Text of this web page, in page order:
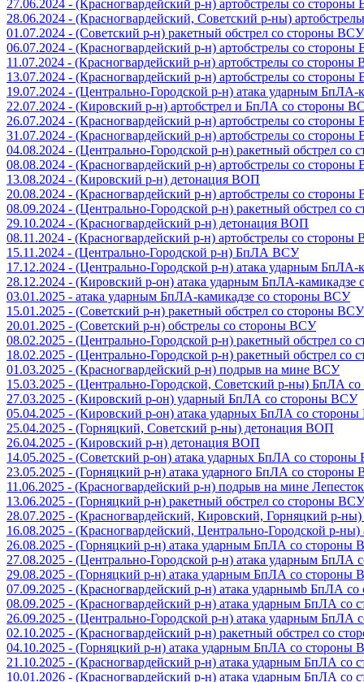
27.06.2024 - (Красногвардейский р-н) артобстрелы со
28.06.2024 - (Красногвардейский, Советский р-ны)
01.07.2024 - (Советский р-н) ракетный обстрел со стороны ВСУ
06.07.2024 - (Красногвардейский р-н) артобстрелы со
11.07.2024 - (Красногвардейский р-н) артобстрелы со стороны
13.07.2024 - (Красногвардейский р-н) артобстрелы со
19.07.2024 - (Центрально-Городской р-н) атака ударным
22.07.2024 - (Кировский р-н) артобстрел и БпЛА со стороны
26.07.2024 - (Красногвардейский р-н) артобстрелы со
31.07.2024 - (Красногвардейский р-н) артобстрелы со
04.08.2024 - (Центрально-Городской р-н) ракетный обстрел со
08.08.2024 - (Красногвардейский р-н) артобстрелы со
13.08.2024 - (Кировский р-н) детонация ВОП
20.08.2024 - (Красногвардейский р-н) артобстрелы со
08.09.2024 - (Центрально-Городской р-н) ракетный обстрел со
29.10.2024 - (Красногвардейский р-н) детонация ВОП
08.11.2024 - (Красногвардейский р-н) артобстрелы со стороны
15.11.2024 - (Центрально-Городской р-н) БпЛА ВСУ
17.12.2024 - (Центрально-Городской р-н) атака ударным
28.12.2024 - (Кировский р-он) атака ударным БпЛА-
03.01.2025 - атака ударным БпЛА-камикадзе со стороны ВСУ
15.01.2025 - (Советский р-н) ракетный обстрел со стороны ВСУ
20.01.2025 - (Советский р-н) обстрелы со стороны ВСУ
08.02.2025 - (Центрально-Городской р-н) ракетный обстрел со
18.02.2025 - (Центрально-Городской р-н) ракетный обстрел со
01.03.2025 - (Красногвардейский р-н) подрыв на мине ВСУ
15.03.2025 - (Центрально-Городской, Советский р-ны) БпЛА
27.03.2025 - (Кировский р-он) ударный БпЛА со стороны ВСУ
05.04.2025 - (Кировский р-он) атака ударных БпЛА со
25.04.2025 - (Горняцкий, Советский р-ны) детонация ВОП
26.04.2025 - (Кировский р-н) детонация ВОП
14.05.2025 - (Советский р-он) атака ударных БпЛА со
23.05.2025 - (Горняцкий р-н) атака ударного БпЛА со стороны
11.06.2025 - (Красногвардейский р-н) подрыв на мине Лепесток
13.06.2025 - (Горняцкий р-н) ракетный обстрел со стороны ВСУ
28.07.2025 - (Красногвардейский, Кировский, Горняцкий р-
16.08.2025 - (Красногвардейский, Центрально-Городской р-
26.08.2025 - (Горняцкий р-н) атака ударным БпЛА со стороны
27.08.2025 - (Центрально-Городской р-н) атака ударным БпЛА
29.08.2025 - (Горняцкий р-н) атака ударным БпЛА со стороны
07.09.2025 - (Красногвардейский р-н) атака ударнымb БпЛА
08.09.2025 - (Красногвардейский р-н) атака ударным БпЛА со
26.09.2025 - (Центрально-Городской р-н) атака ударным БпЛА
02.10.2025 - (Красногвардейский р-н) ракетный обстрел со
04.10.2025 - (Горняцкий р-н) атака ударным БпЛА со стороны
21.10.2025 - (Красногвардейский р-н) атака ударным БпЛА со
10.01.2026 - (Красногвардейский р-н) атака ударным БпЛА со